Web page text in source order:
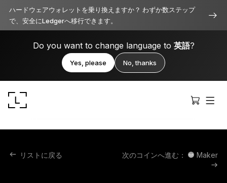
ハードウェアウォレットを乗り換えますか？ わずか数ステップ
で、安全にLedgerへ移行できます。
Do you want to change language to 英語?
Yes, please No, thanks
リストに戻る 次のコインへ進む： Maker